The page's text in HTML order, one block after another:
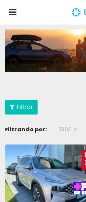

Filtrando por: SUV